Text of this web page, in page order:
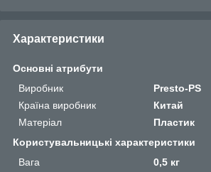
Характеристики
Основні атрибути
Виробник
Presto-PS
Країна виробник
Китай
Матеріал
Пластик
Користувальницькі характеристики
Вага
0,5 кг